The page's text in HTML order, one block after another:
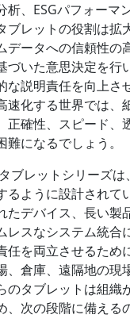
析、ESGパフォーマ
ブレットの役割は拡
データへの信頼性の
づいた意思決定を行
な説明責任を向上さ
速化する世界では、
正確性、スピード、
になるでしょう。
ブレットシリーズは
るように設計されて
たデバイス、長い製
レスなシステム統
任を両立させるため
、倉庫、遠隔地の現
のタブレットは組織
、次の段階に備える